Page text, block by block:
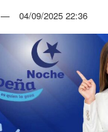
04/09/2025 22:36